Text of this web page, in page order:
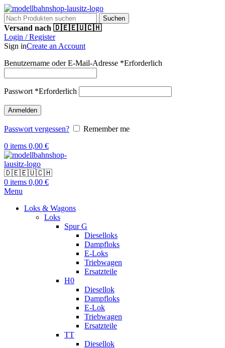
Suchen
Versand nach 🇩🇪🇪🇺🇨🇭
Login / Register
Sign inCreate an Account
Benutzername oder E-Mail-Adresse *Erforderlich
Passwort *Erforderlich
Anmelden
Passwort vergessen?
Remember me
0 items 0,00 €
🇩🇪🇪🇺🇨🇭
0 items 0,00 €
Menu
Loks & Wagons
Loks
Spur G
Dieselloks
Dampfloks
E-Loks
Triebwagen
Ersatzteile
H0
Diesellok
Dampfloks
E-Lok
Triebwagen
Ersatzteile
TT
Diesellok